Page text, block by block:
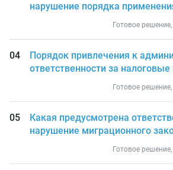
нарушение порядка
Готовое
Порядок привлечения к
ответственности за
Готовое
Какая предусмотрена
нарушение миграционного
Готовое